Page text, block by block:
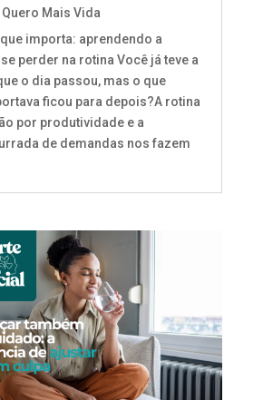
Quero Mais Vida
importa: aprendendo a
perder na rotina Você já teve a
o dia passou, mas o que
ficou para depois?A rotina
por produtividade e a
de demandas nos fazem